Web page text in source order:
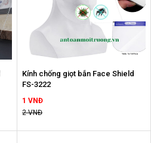
Kính chống giọt bắn Face Shield
FS-3222
1 VNĐ
2 VNĐ